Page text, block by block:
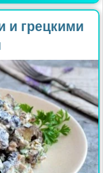
и грецкими